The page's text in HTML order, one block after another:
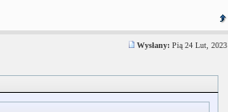
Wysłany:Pią 24 Lut, 2023